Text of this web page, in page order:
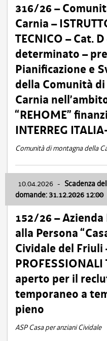
316/26 –
Carnia –
TECNICO – Cat.
determinato –
Pianificazione e
della Comunità
Carnia
“REHOME”
INTERREG
Comunità di montagna della
10.04.2026 - Scadenza
domande: 31.12.2026 12:00
152/26 –
alla Persona
Cividale del Friuli
PROFESSIONALI
aperto per il
temporaneo a
pieno
ASP Casa per anziani Cividale